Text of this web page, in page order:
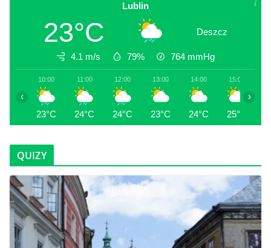
Lublin
23°C Deszcz
4.1 m/s 79% 764 mmHg
10:00
23°C
11:00
24°C
12:00
24°C
13:00
23°C
14:00
24°C
15:00
25°C
‹ ›
QUIZY